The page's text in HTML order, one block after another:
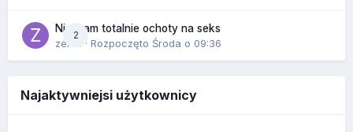
2
Nie mam totalnie ochoty na seks
zenla
· Rozpoczęto Środa o 09:36
Najaktywniejsi użytkownicy